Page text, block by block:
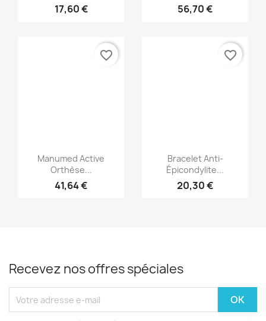
17,60 € 56,70 €
Aperçu rapide
Manumed Active
Orthèse...
41,64 €
favorite_border
Aperçu rapide
Bracelet Anti-
Épicondylite...
20,30 €
favorite_border
Recevez nos offres spéciales